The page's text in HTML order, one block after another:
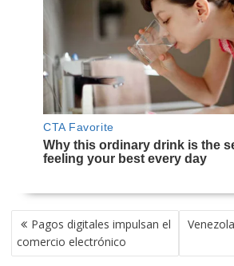
NAVEGACIÓN
DE
ENTRADAS
Pagos digitales impulsan el
comercio electrónico